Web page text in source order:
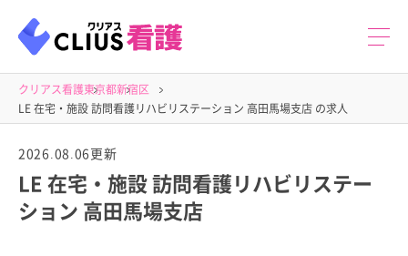
クリアス看護東京都新宿区
LE 在宅・施設 訪問看護リハビリステーション 高田馬場支店 の求人
2026.08.06更新
LE 在宅・施設 訪問看護リハビリステー
ション 高田馬場支店